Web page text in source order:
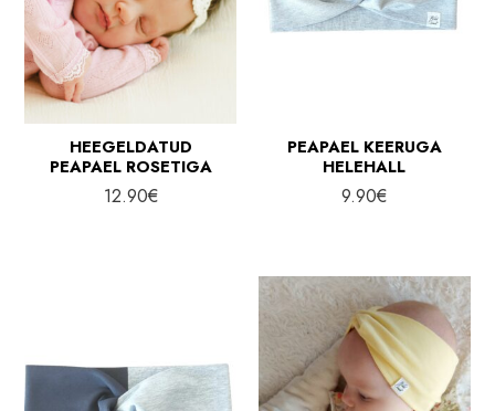
HEEGELDATUD
PEAPAEL ROSETIGA
12.90€
PEAPAEL KEERUGA
HELEHALL
9.90€